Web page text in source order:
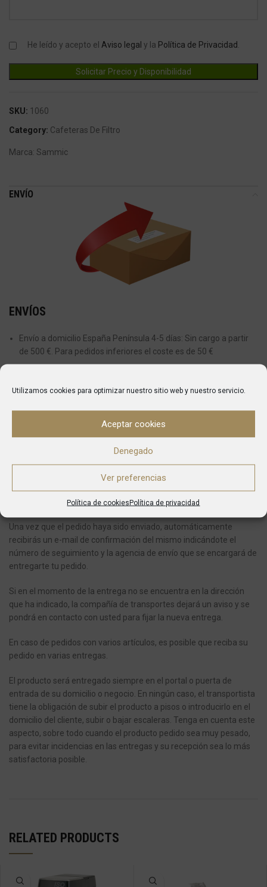
Utilizamos cookies para optimizar nuestro sitio web y nuestro servicio.
Aceptar cookies
Denegado
Ver preferencias
Política de cookiesPolítica de privacidad
He leído y acepto el Aviso legal y la Política de Privacidad.
SKU: 1060
Category: Cafeteras De Filtro
Marca: Sammic
ENVÍO
ENVÍOS
Envío a domicilio España Península 4-5 días: Sin cargo a partir
de 500 €. Para pedidos inferiores el coste es de 50 €
Desde el momento en el que se realiza una compra el plazo
aproximado en recibir el pedido es de entre 5 y 7 días para envíos
dentro de la Península y 10 o 14 a Baleares.
Una vez que el pedido haya sido enviado, automáticamente
recibirás un e-mail de confirmación del mismo indicándote el
número de seguimiento y la agencia de envío que se encargará de
entregarte tu pedido.
Si en el momento de la entrega no se encuentra en la dirección
que ha indicado, la compañía de transportes dejará un aviso y se
pondrá en contacto con usted para fijar la nueva entrega.
En caso de pedidos con varios artículos, es posible que reciba su
pedido en varias entregas.
El producto será entregado siempre en el portal o puerta de
entrada de su domicilio o negocio. En ningún caso, el transportista
tiene la obligación de subir el producto a pisos o introducirlo en el
domicilio del cliente, subir o bajar escaleras. Tenga en cuenta este
aspecto, sobre todo cuando el producto pedido sea muy pesado,
para evitar incidencias en las entregas y su recepción sea lo más
satisfactoria posible.
RELATED PRODUCTS